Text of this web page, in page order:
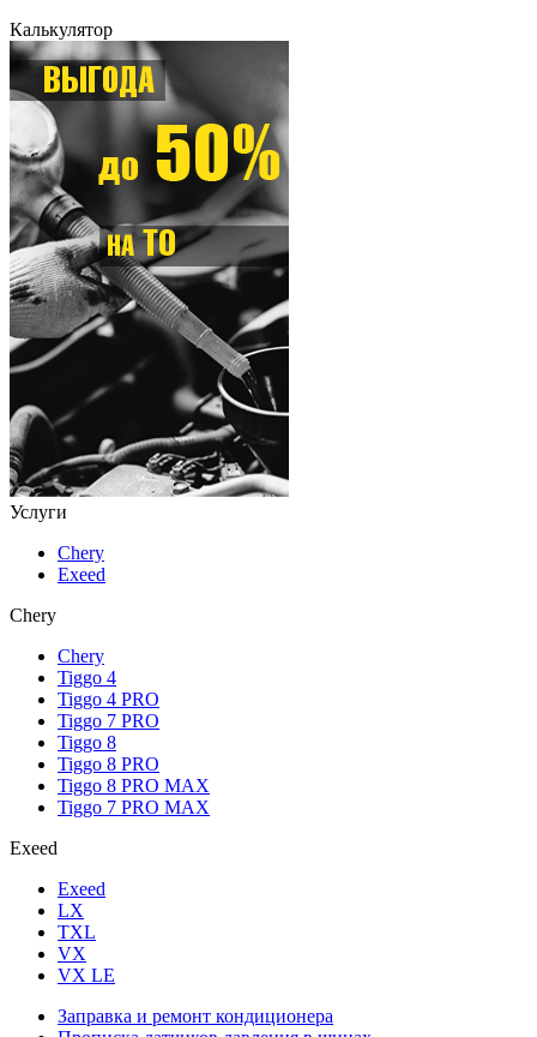
Калькулятор
Услуги
Chery
Exeed
Chery
Chery
Tiggo 4
Tiggo 4 PRO
Tiggo 7 PRO
Tiggo 8
Tiggo 8 PRO
Tiggo 8 PRO MAX
Tiggo 7 PRO MAX
Exeed
Exeed
LX
TXL
VX
VX LE
Заправка и ремонт кондиционера